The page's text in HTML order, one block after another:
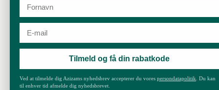
Tilmeld og få din rabatkode
Ved at tilmelde dig Azizams nyhedsbrev accepterer du vores persondatapolitik . Du kan
til enhver tid afmelde dig nyhedsbrevet.